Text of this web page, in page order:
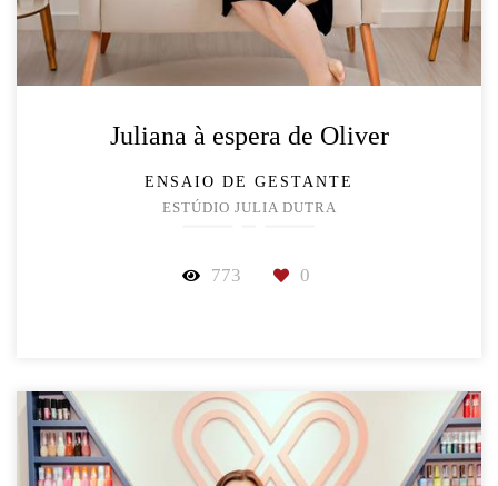
Juliana à espera de Oliver
ENSAIO DE GESTANTE
ESTÚDIO JULIA DUTRA
773 0